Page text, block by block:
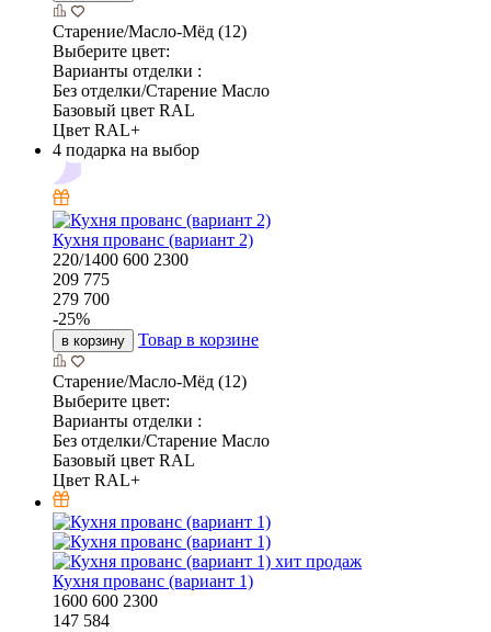
Старение/Масло-Мёд (12)
Выберите цвет:
Варианты отделки :
Без отделки/Старение Масло
Базовый цвет RAL
Цвет RAL+
4 подарка на выбор
Кухня прованс (вариант 2)
220/1400 600 2300
209 775
279 700
-25%
в корзину Товар в корзине
Старение/Масло-Мёд (12)
Выберите цвет:
Варианты отделки :
Без отделки/Старение Масло
Базовый цвет RAL
Цвет RAL+
хит продаж
Кухня прованс (вариант 1)
1600 600 2300
147 584